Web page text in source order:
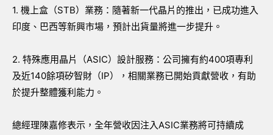
1. 機上盒（STB）業務：隨著新一代晶片的推出，已成功進入
印度、巴西等新興市場，預計出貨量將進一步提升。
2. 特殊應用晶片（ASIC）設計服務：公司擁有約400項專利
及近140餘項矽智財（IP），相關業務已開始貢獻營收，有助
於提升整體獲利能力。
總經理陳嘉修表示，全年營收因注入ASIC業務將可持續成